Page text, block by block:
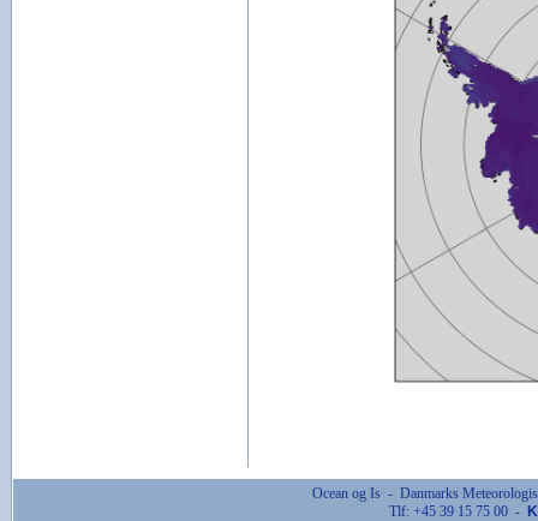
Ocean og Is - Danmarks
Tlf: +45 39 15 75 00 -